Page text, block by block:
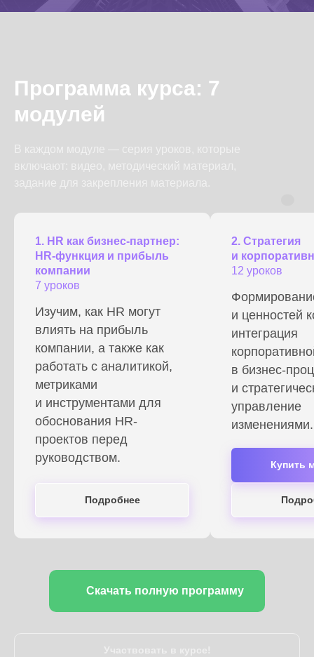
Программа курса: 7
модулей
1. HR как бизнес-партнер:
HR-функция и прибыль
компании
7 уроков
Изучим, как HR могут
влиять на прибыль
компании, а также как
работать с аналитикой,
метриками
и инструментами для
обоснования HR-
проектов перед
руководством.
Подробнее
2. Стратегия
и
12 уроков
и ценностей
интеграция
в бизнес-
и
управление
изменениями.
Купить
Скачать полную программу